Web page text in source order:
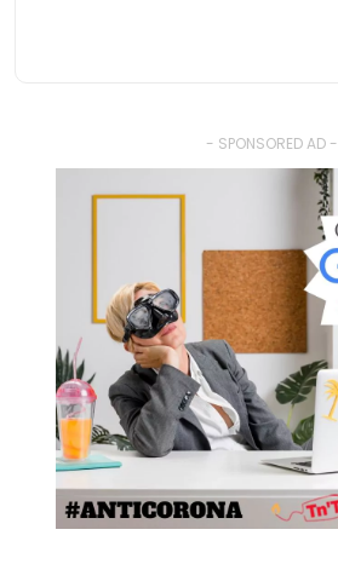
- SPONSORED AD -